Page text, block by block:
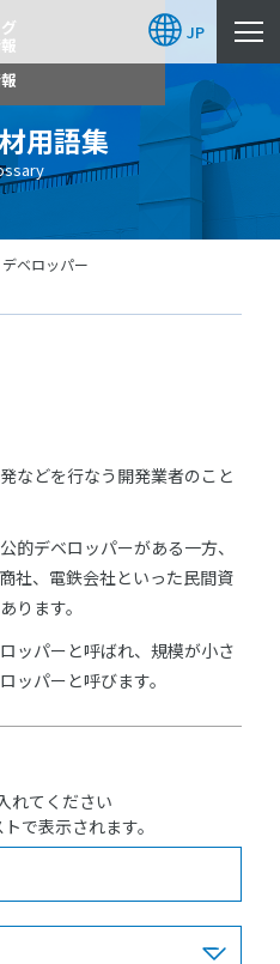
JP
用語集
デベロッパー
などを行なう開発業者のこと
的デベロッパーがある一方、
社、電鉄会社といった民間資
ります。
ッパーと呼ばれ、規模が小さ
ッパーと呼びます。
れてください
で表示されます。